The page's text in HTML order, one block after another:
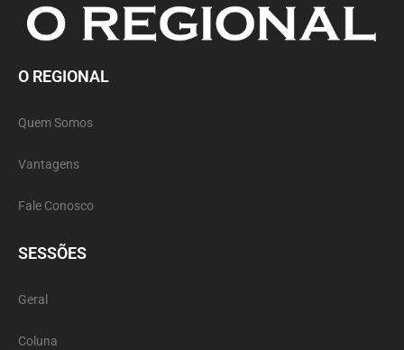
O REGIONAL
Quem Somos
Vantagens
Fale Conosco
SESSÕES
Geral
Coluna